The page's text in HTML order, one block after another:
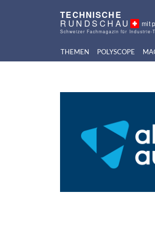
TECHNISCHE
RUNDSCHAU mit
Schweizer Fachmagazin für Industrie-
THEMEN POLYSCOPE